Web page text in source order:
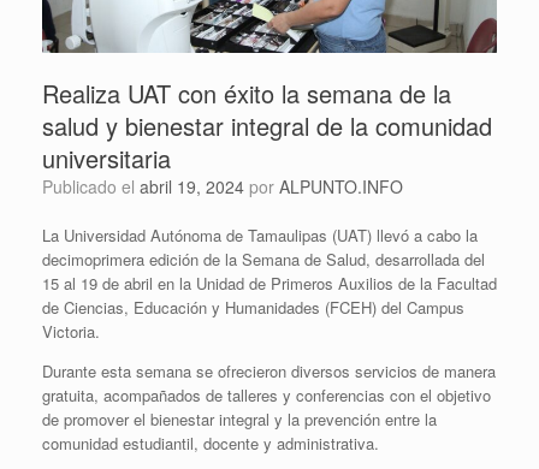
Realiza UAT con éxito la semana de la
salud y bienestar integral de la comunidad
universitaria
Publicado el abril 19, 2024 por ALPUNTO.INFO
La Universidad Autónoma de Tamaulipas (UAT) llevó a cabo la
decimoprimera edición de la Semana de Salud, desarrollada del
15 al 19 de abril en la Unidad de Primeros Auxilios de la Facultad
de Ciencias, Educación y Humanidades (FCEH) del Campus
Victoria.
Durante esta semana se ofrecieron diversos servicios de manera
gratuita, acompañados de talleres y conferencias con el objetivo
de promover el bienestar integral y la prevención entre la
comunidad estudiantil, docente y administrativa.